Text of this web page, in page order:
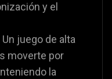
y el
Un juego de alta
moverte por
la